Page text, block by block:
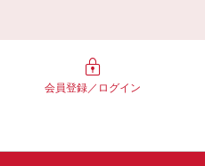
会員登録／ ログイン